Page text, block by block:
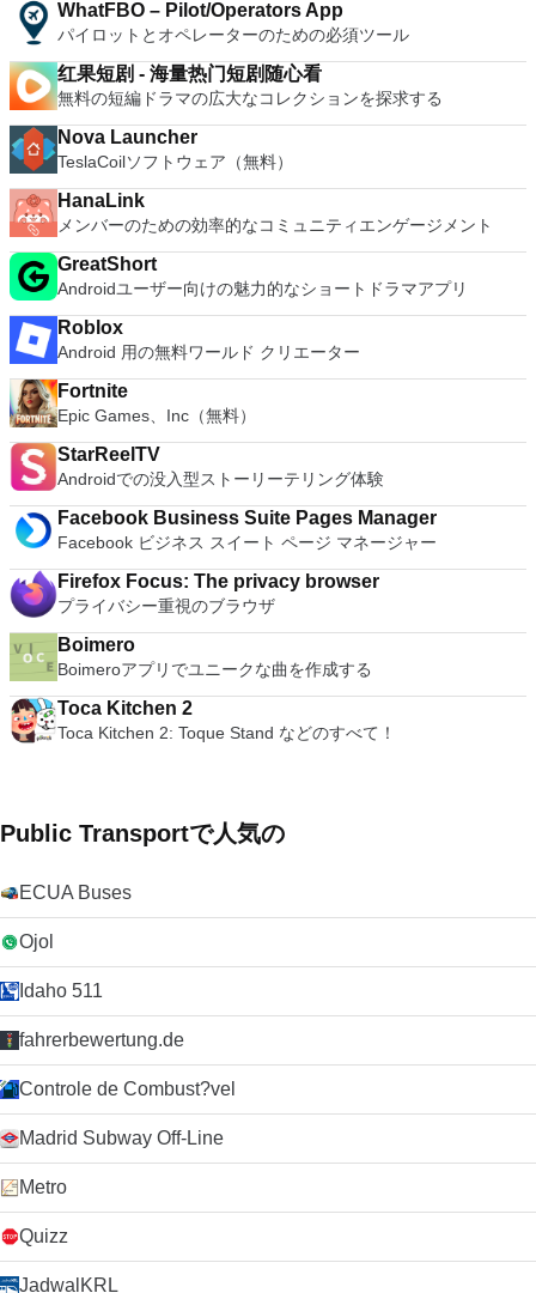
WhatFBO – Pilot/Operators App
パイロットとオペレーターのための必須ツール
红果短剧 - 海量热门短剧随心看
無料の短編ドラマの広大なコレクションを探求する
Nova Launcher
TeslaCoilソフトウェア（無料）
HanaLink
メンバーのための効率的なコミュニティエンゲージメント
GreatShort
Androidユーザー向けの魅力的なショートドラマアプリ
Roblox
Android 用の無料ワールド クリエーター
Fortnite
Epic Games、Inc（無料）
StarReelTV
Androidでの没入型ストーリーテリング体験
Facebook Business Suite Pages Manager
Facebook ビジネス スイート ページ マネージャー
Firefox Focus: The privacy browser
プライバシー重視のブラウザ
Boimero
Boimeroアプリでユニークな曲を作成する
Toca Kitchen 2
Toca Kitchen 2: Toque Stand などのすべて！
Public Transportで人気の
ECUA Buses
Ojol
Idaho 511
fahrerbewertung.de
Controle de Combust?vel
Madrid Subway Off-Line
Metro
Quizz
JadwalKRL